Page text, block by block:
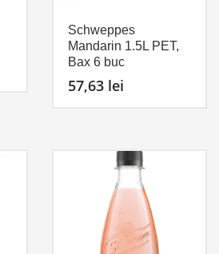
Schweppes
Mandarin 1.5L PET,
Bax 6 buc
57,63 lei